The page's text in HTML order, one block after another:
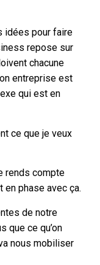
idées pour faire
repose sur
chacune
entreprise est
qui est en
ce que je veux
rends compte
en phase avec ça.
de notre
que ce qu’on
nous mobiliser